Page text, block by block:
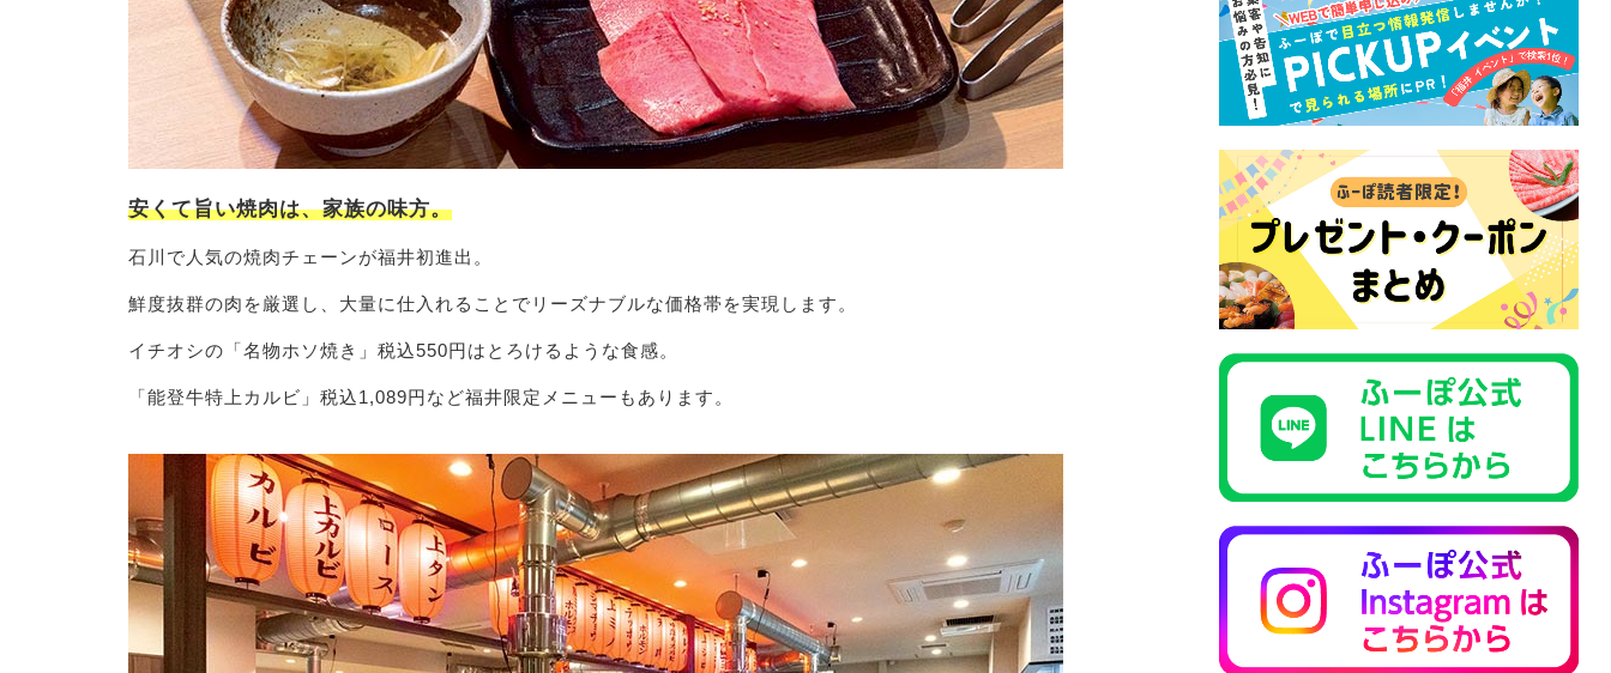
安くて旨い焼肉は、家族の味方。
石川で人気の焼肉チェーンが福井初進出。
鮮度抜群の肉を厳選し、大量に仕入れることでリーズナブルな価格帯を実現します。
イチオシの「名物ホソ焼き」税込550円はとろけるような食感。
「能登牛特上カルビ」税込1,089円など福井限定メニューもあります。